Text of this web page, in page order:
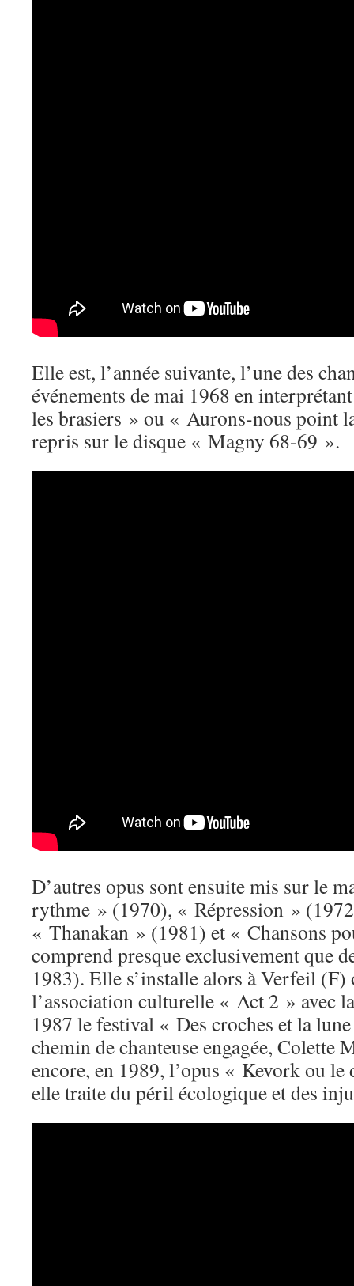
Elle est, l’année suivante, l’une des
événements de mai 1968 en
les brasiers » ou « Aurons-nous point
repris sur le disque « Magny 68-69 ».
D’autres opus sont ensuite mis sur le
rythme » (1970), « Répression »
« Thanakan » (1981) et « Chansons
comprend presque exclusivement que
1983). Elle s’installe alors à Verfeil (F)
l’association culturelle « Act 2 » avec
1987 le festival « Des croches et la
chemin de chanteuse engagée, Colette
encore, en 1989, l’opus « Kevork ou le
elle traite du péril écologique et des